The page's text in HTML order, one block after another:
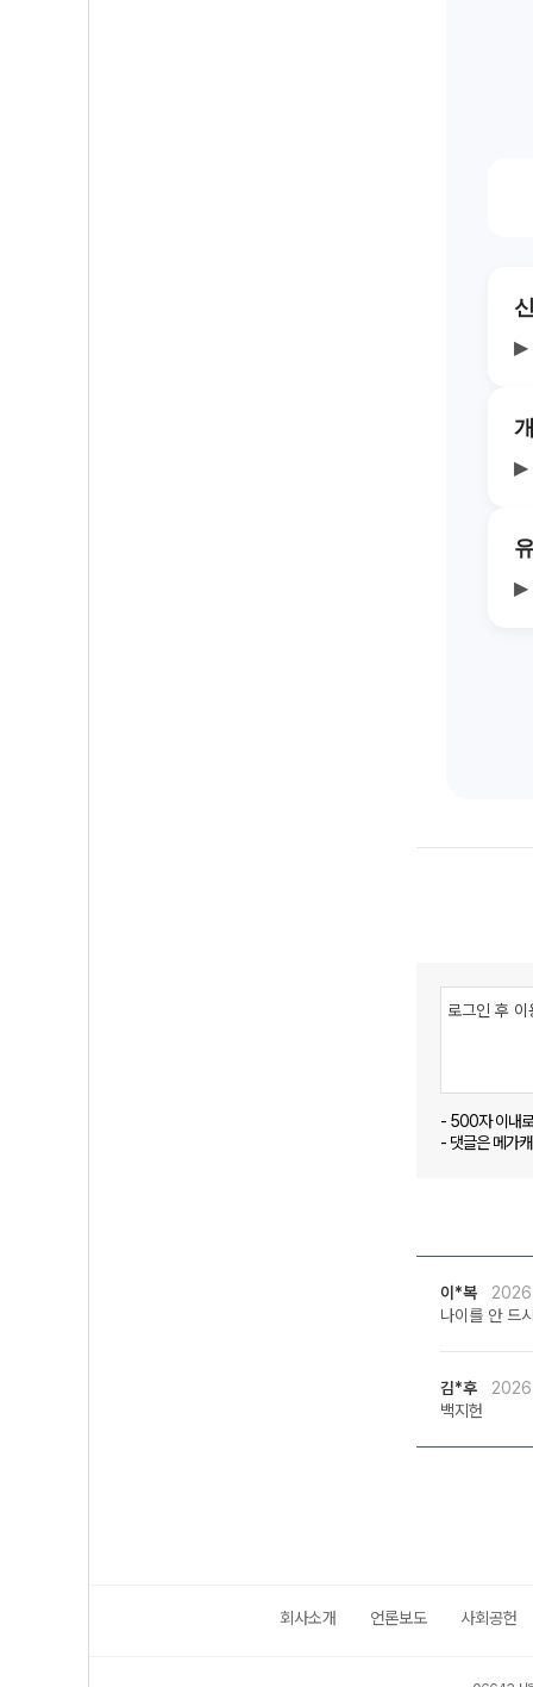
▶
▶
▶
- 500자 이내
- 댓글은 메가
이*복
나이를 안 드
김*후
백지헌
회사소개 언론보도 사회공헌